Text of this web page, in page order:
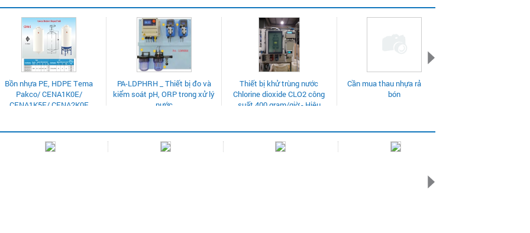
_ Thiết bị đo và
pH, ORP trong xử lý
nước
Thiết bị khử trùng nước
Chlorine dioxide CLO2 công
suất 400 gram/giờ - Hiệu
Cần mua thau nhựa rải phân
bón
Cần mua béc phun